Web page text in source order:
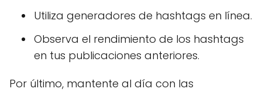
Utiliza generadores de hashtags en línea.
Observa el rendimiento de los hashtags
en tus publicaciones anteriores.
Por último, mantente al día con las